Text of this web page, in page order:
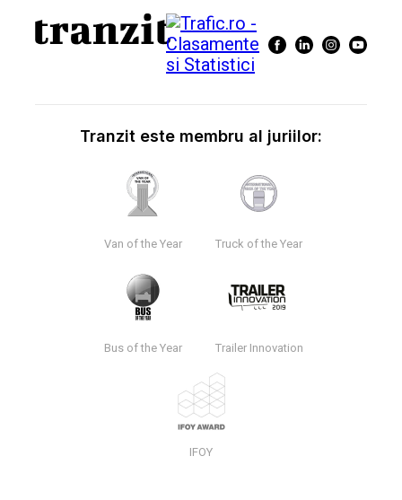
Tranzit este membru al juriilor:
Van of the Year Truck of the Year
Bus of the Year Trailer Innovation
IFOY